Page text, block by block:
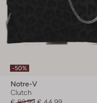
-50%
Notre-V
Clutch